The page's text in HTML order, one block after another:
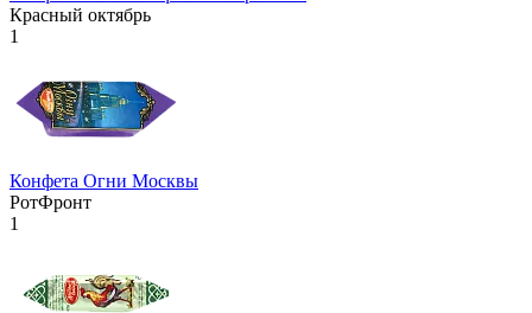
Красный октябрь
1
Конфета Огни Москвы
РотФронт
1